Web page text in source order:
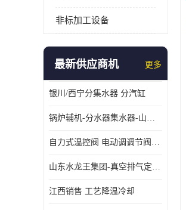
非标加工设备
最新供应商机 更多
银川/西宁分集水器 分汽缸
锅炉辅机-分水器集水器-山东龙源供热设备
自力式温控阀 电动调调节阀温控阀-济南张夏水暖设备
山东水龙王集团-真空排气定压机组
江西销售 工艺降温冷却